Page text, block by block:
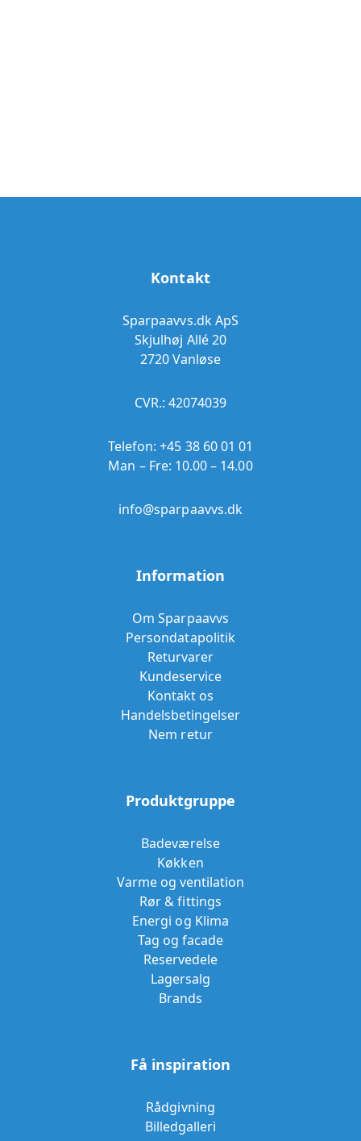
Kontakt
Sparpaavvs.dk ApS
Skjulhøj Allé 20
2720 Vanløse
CVR.: 42074039
Telefon:+45 38 60 01 01
Man – Fre: 10.00 – 14.00
info@sparpaavvs.dk
Information
Om Sparpaavvs
Persondatapolitik
Returvarer
Kundeservice
Kontakt os
Handelsbetingelser
Nem retur
Produktgruppe
Badeværelse
Køkken
Varme og ventilation
Rør & fittings
Energi og Klima
Tag og facade
Reservedele
Lagersalg
Brands
Få inspiration
Rådgivning
Billedgalleri